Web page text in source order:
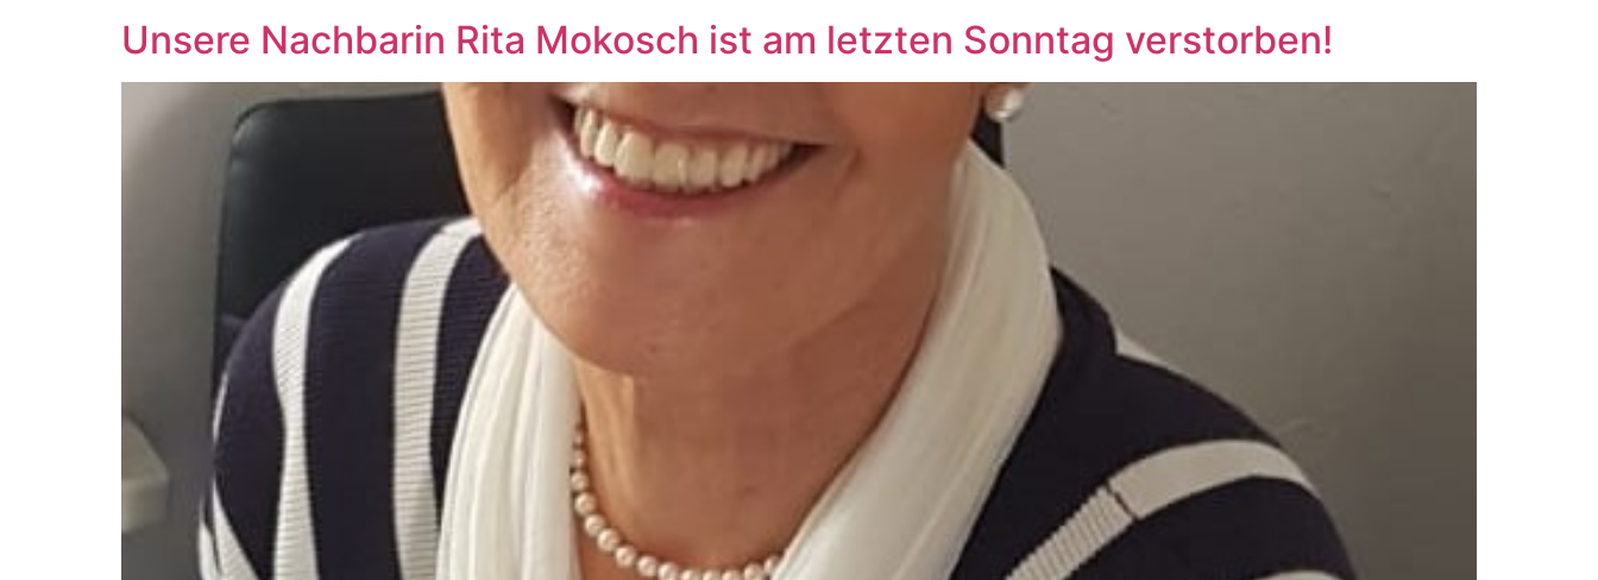
Unsere Nachbarin Rita Mokosch ist am letzten Sonntag verstorben!